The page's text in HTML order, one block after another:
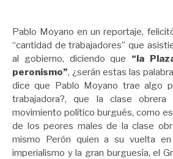
Pablo Moyano en un reportaje,
“cantidad de trabajadores” que
al gobierno, diciendo que “la
peronismo”, ¿serán estas las
dice que Pablo Moyano trae algo
trabajadora?, que la clase
movimiento político burgués, como
de los peores males de la clase
mismo Perón quien a su vuelta
imperialismo y la gran burguesía, el